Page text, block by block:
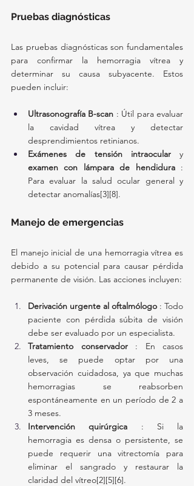
Pruebas diagnósticas
Las pruebas diagnósticas son fundamentales
para confirmar la hemorragia vítrea y
determinar su causa subyacente. Estos
pueden incluir:
Ultrasonografía B-scan : Útil para evaluar
la cavidad vítrea y detectar
desprendimientos retinianos.
Exámenes de tensión intraocular
examen con lámpara de hendidura :
Para evaluar la salud ocular general y
detectar anomalías[3][8].
Manejo de emergencias
El manejo inicial de una hemorragia vítrea es
debido a su potencial para causar pérdida
permanente de visión. Las acciones incluyen:
Derivación urgente al oftalmólogo : Todo
paciente con pérdida súbita de visión
debe ser evaluado por un especialista.
Tratamiento conservador : En casos
leves, se puede optar por una
observación cuidadosa, ya que muchas
hemorragias se reabsorben
espontáneamente en un período de 2 a
3 meses.
Intervención quirúrgica : Si la
hemorragia es densa o persistente, se
puede requerir una vitrectomía para
eliminar el sangrado y restaurar la
claridad del vítreo[2][5][6].